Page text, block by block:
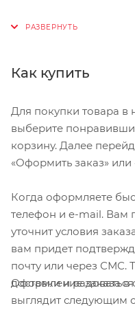
— Вентиляционная
высоты и легкой
защиты
— Прочная и легкая
— Удобные ремешки
— Полноразмерный
Шлем Specialized
размеров:
Размер S
Окружность головы
—
Размер M
Как купить
Для покупки товара в
выберите
корзину. Далее
«Оформить заказ» или
Когда оформляете
телефон и e-mail. Вам
уточнит условия
вам придет
почту или через СМС.
доставки и
Оформление заказа в
выглядит следующим